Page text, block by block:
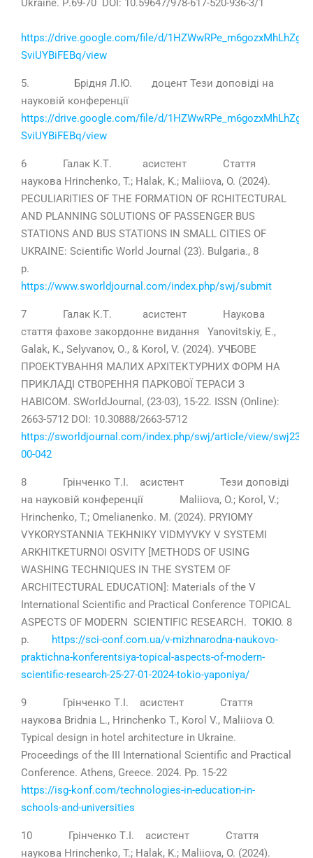
Ukraine. Р.69-70 DOI: 10.59647/978-617-520-936-3/1
https://drive.google.com/file/d/1HZWwRPe_m6gozxMhLhZg-
SviUYBiFEBq/view
5. Брідня Л.Ю. доцент Тези доповіді на
науковій конференції
https://drive.google.com/file/d/1HZWwRPe_m6gozxMhLhZg-
SviUYBiFEBq/view
6 Галак К.Т. асистент Стаття
наукова Hrinchenko, T.; Halak, K.; Maliiova, O. (2024).
PECULIARITIES OF THE FORMATION OF RCHITECTURAL
AND PLANNING SOLUTIONS OF PASSENGER BUS
STATIONS AND BUS STATIONS IN SMALL CITIES OF
UKRAINE: Scientific World Journal (23). Bulgaria., 8
р.
https://www.sworldjournal.com/index.php/swj/submit
7 Галак К.Т. асистент Наукова
стаття фахове закордонне видання Yanovitskiy, Е.,
Galak, K., Selyvanov, О., & Korol, V. (2024). УЧБОВЕ
ПРОЕКТУВАННЯ МАЛИХ АРХІТЕКТУРНИХ ФОРМ НА
ПРИКЛАДІ СТВОРЕННЯ ПАРКОВОЇ ТЕРАСИ З
НАВІСОМ. SWorldJournal, (23-03), 15-22. ISSN (Online):
2663-5712 DOI: 10.30888/2663-5712
https://sworldjournal.com/index.php/swj/article/view/swj23-
00-042
8 Грінченко Т.І. асистент Тези доповіді
на науковій конференції Maliiova, O.; Korol, V.;
Hrinchenko, T.; Omelianenko. M. (2024). PRYIOMY
VYKORYSTANNIA TEKHNIKY VIDMYVKY V SYSTEMI
ARKHITKETURNOI OSVITY [METHODS OF USING
WASHING TECHNIQUES IN THE SYSTEM OF
ARCHITECTURAL EDUCATION]: Materials of the V
International Scientific and Practical Conference TOPICAL
ASPECTS OF MODERN SCIENTIFIC RESEARCH. TOKIO. 8
p.
https://sci-conf.com.ua/v-mizhnarodna-naukovo-
praktichna-konferentsiya-topical-aspects-of-modern-
scientific-research-25-27-01-2024-tokio-yaponiya/
9 Грінченко Т.І. асистент Стаття
наукова Bridnia L., Hrinchenko T., Korol V., Maliiova O.
Typical design in hotel architecture in Ukraine.
Proceedings of the III International Scientific and Practical
Conference. Athens, Greece. 2024. Pp. 15-22
https://isg-konf.com/technologies-in-education-in-
schools-and-universities
10 Грінченко Т.І. асистент Стаття
наукова Hrinchenko, T.; Halak, K.; Maliiova, O. (2024).